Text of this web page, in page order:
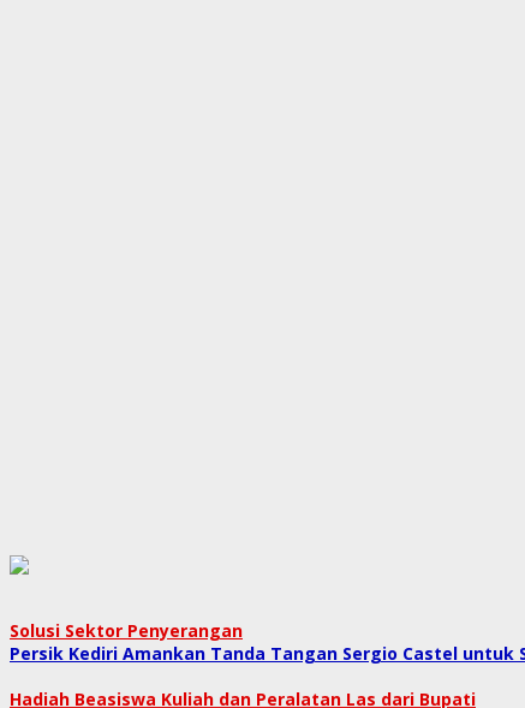
Solusi Sektor Penyerangan
Persik Kediri Amankan Tanda Tangan Sergio Castel untuk
​Hadiah Beasiswa Kuliah dan Peralatan Las dari Bupati